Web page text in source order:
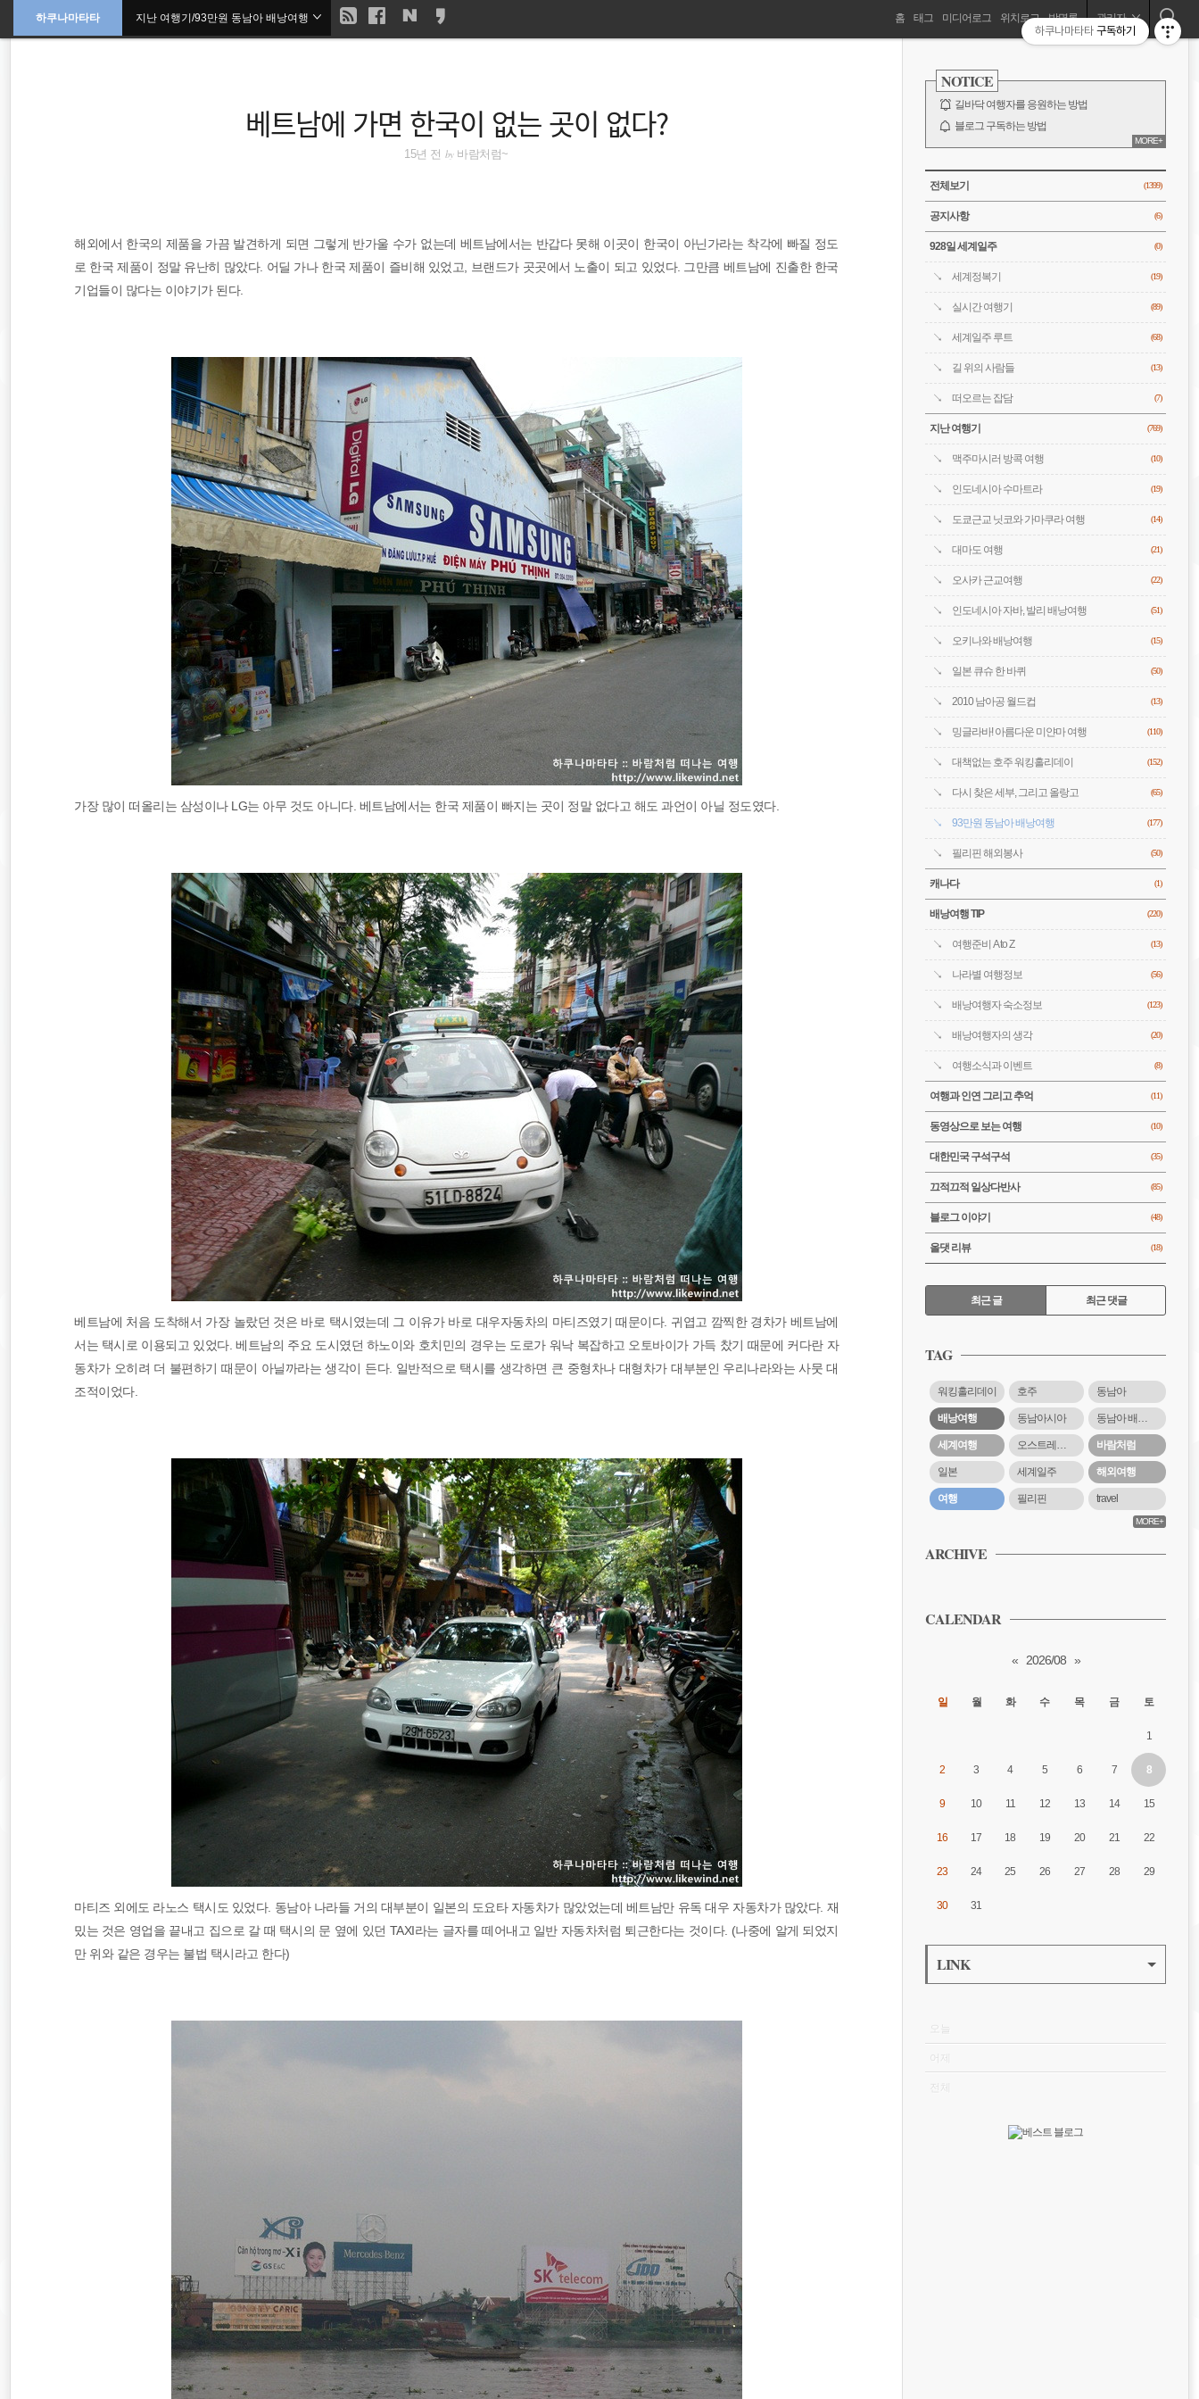
문
하쿠나마타타 현
치
지난 여행기/93만원 동남아 배낭여행 홈 태그 미디어로그 위치로그 방명록 관리자
베트남에 가면 한국이 없는 곳이 없다?
15년 전 by바람처럼~
해외에서 한국의 제품을 가끔 발견하게 되면 그렇게 반가울 수가 없는데 베트남에서는 반갑다 못해 이곳이 한국이 아닌가라는 착각에 빠질 정도
로 한국 제품이 정말 유난히 많았다. 어딜 가나 한국 제품이 즐비해 있었고, 브랜드가 곳곳에서 노출이 되고 있었다. 그만큼 베트남에 진출한 한국
기업들이 많다는 이야기가 된다.
가장 많이 떠올리는 삼성이나 LG는 아무 것도 아니다. 베트남에서는 한국 제품이 빠지는 곳이 정말 없다고 해도 과언이 아닐 정도였다.
베트남에 처음 도착해서 가장 놀랐던 것은 바로 택시였는데 그 이유가 바로 대우자동차의 마티즈였기 때문이다. 귀엽고 깜찍한 경차가 베트남에
서는 택시로 이용되고 있었다. 베트남의 주요 도시였던 하노이와 호치민의 경우는 도로가 워낙 복잡하고 오토바이가 가득 찼기 때문에 커다란 자
동차가 오히려 더 불편하기 때문이 아닐까라는 생각이 든다. 일반적으로 택시를 생각하면 큰 중형차나 대형차가 대부분인 우리나라와는 사뭇 대
조적이었다.
마티즈 외에도 라노스 택시도 있었다. 동남아 나라들 거의 대부분이 일본의 도요타 자동차가 많았었는데 베트남만 유독 대우 자동차가 많았다. 재
밌는 것은 영업을 끝내고 집으로 갈 때 택시의 문 옆에 있던 TAXI라는 글자를 떼어내고 일반 자동차처럼 퇴근한다는 것이다. (나중에 알게 되었지
만 위와 같은 경우는 불법 택시라고 한다)
NOTICE
길바닥 여행자를 응원하는 방법
블로그 구독하는 방법
바람처럼은 누구?
전체 보기
MORE+
CATEGORY
전체보기 (1399)
공지사항 (6)
928일 세계일주 (0)
세계정복기 (19)
실시간 여행기 (89)
세계일주 루트 (68)
길 위의 사람들 (13)
떠오르는 잡담 (7)
지난 여행기 (769)
맥주마시러 방콕 여행 (10)
인도네시아 수마트라 (19)
도쿄근교 닛코와 가마쿠라 여행 (14)
대마도 여행 (21)
오사카 근교여행 (22)
인도네시아 자바, 발리 배낭여행 (51)
오키나와 배낭여행 (15)
일본 큐슈 한 바퀴 (50)
2010 남아공 월드컵 (13)
밍글라바! 아름다운 미얀마 여행 (110)
대책없는 호주 워킹홀리데이 (152)
다시 찾은 세부, 그리고 올랑고 (65)
93만원 동남아 배낭여행 (177)
필리핀 해외봉사 (50)
캐나다 (1)
배낭여행 TIP (220)
여행준비 A to Z (13)
나라별 여행정보 (56)
배낭여행자 숙소정보 (123)
배낭여행자의 생각 (20)
여행소식과 이벤트 (8)
여행과 인연 그리고 추억 (11)
동영상으로 보는 여행 (10)
대한민국 구석구석 (35)
끄적끄적 일상다반사 (85)
블로그 이야기 (48)
올댓 리뷰 (18)
RECENTLY
최근 글 최근 댓글
근
글
TAG
워킹홀리데이 호주 동남아
배낭여행 동남아시아 동남아 배낭여행
세계여행 오스트레일리아 바람처럼
일본 세계일주 해외여행
여행 필리핀 travel
MORE+
ARCHIVE
CALENDAR
« 2026/08 »
일 월 화 수 목 금 토
1
2 3 4 5 6 7 8
9 10 11 12 13 14 15
16 17 18 19 20 21 22
23 24 25 26 27 28 29
30 31
LINK
오늘
어제
전체
검
호주
동남아
동남아시아
동남아 배낭여행
세계여행
오스트레일리아
하쿠나마타타 구독하기